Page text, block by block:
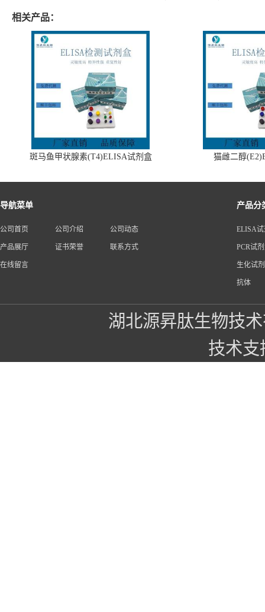
相关产品：
斑马鱼甲状腺素(T4)ELISA试剂盒 猫雌二醇
导航菜单
公司首页 公司介绍 公司动态
产品展厅 证书荣誉 联系方式
在线留言
产品分
ELISA
PCR试
生化试
抗体
湖北源昇肽生物技
技术